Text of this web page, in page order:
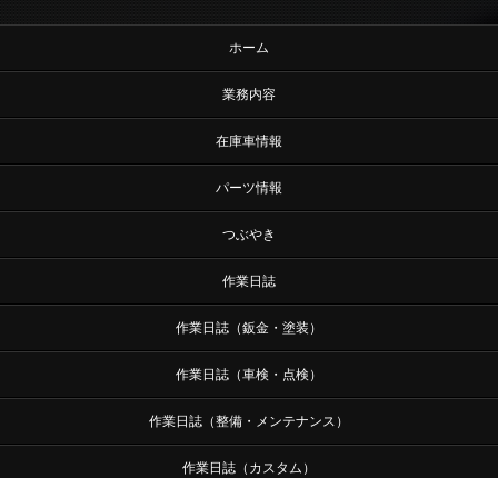
ホーム
業務内容
在庫車情報
パーツ情報
つぶやき
作業日誌
作業日誌（鈑金・塗装）
作業日誌（車検・点検）
作業日誌（整備・メンテナンス）
作業日誌（カスタム）